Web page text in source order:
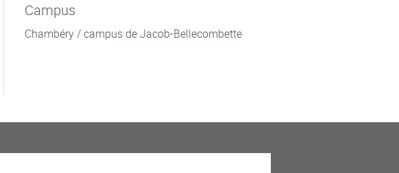
Campus
Chambéry / campus de Jacob-Bellecombette